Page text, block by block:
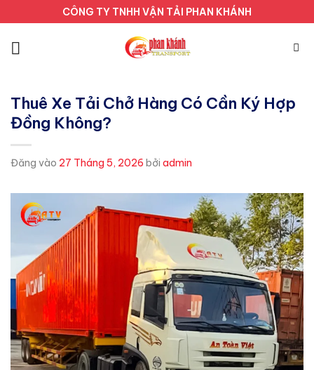
qua
nội
CÔNG TY TNHH VẬN TẢI PHAN KHÁNH
Thuê Xe Tải Chở Hàng Có Cần Ký Hợp
Đồng Không?
Đăng vào 27 Tháng 5, 2026 bởi admin